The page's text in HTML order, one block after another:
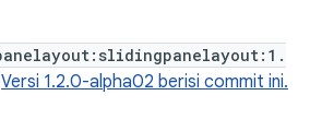
Versi 1.2.0-alpha02 berisi commit ini.